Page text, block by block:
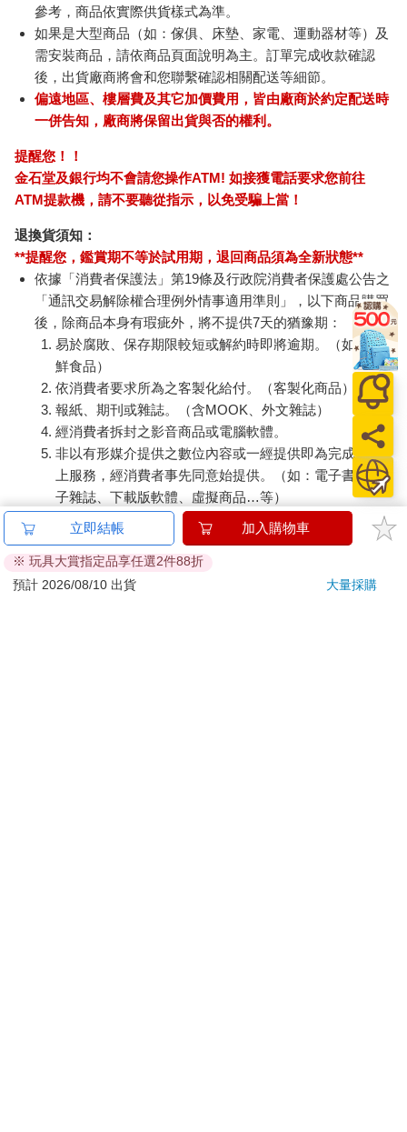
參考，商品依實際供貨樣式為準。
如果是大型商品（如：傢俱、床墊、家電、運動器材等）及
需安裝商品，請依商品頁面說明為主。訂單完成收款確認
後，出貨廠商將會和您聯繫確認相關配送等細節。
偏遠地區、樓層費及其它加價費用，皆由廠商於約定配送時
一併告知，廠商將保留出貨與否的權利。
提醒您！！
金石堂及銀行均不會請您操作ATM! 如接獲電話要求您前往
ATM提款機，請不要聽從指示，以免受騙上當！
退換貨須知：
**提醒您，鑑賞期不等於試用期，退回商品須為全新狀態**
依據「消費者保護法」第19條及行政院消費者保護處公告之
「通訊交易解除權合理例外情事適用準則」，以下商品購買
後，除商品本身有瑕疵外，將不提供7天的猶豫期：
易於腐敗、保存期限較短或解約時即將逾期。（如：生
鮮食品）
依消費者要求所為之客製化給付。（客製化商品）
報紙、期刊或雜誌。（含MOOK、外文雜誌）
經消費者拆封之影音商品或電腦軟體。
非以有形媒介提供之數位內容或一經提供即為完成之線
上服務，經消費者事先同意始提供。（如：電子書、電
子雜誌、下載版軟體、虛擬商品…等）
已拆封之個人衛生用品。（如：內衣褲、刮鬍刀、除毛
若非上列種類商品，均享有到貨7天的猶豫期（含例假
日）。
立即結帳 加入購物車
※ 玩具大賞指定品享任選2件88折
預計 2026/08/10 出貨
大量採購